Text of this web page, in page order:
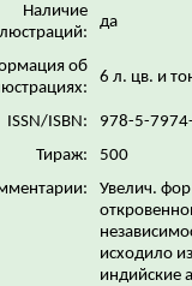
Наличие
да
об
6 л. цв. и
ISSN/ISBN:
978-5-
Тираж:
500
Увелич.
исходило
индийские